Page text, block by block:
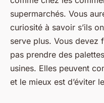
supermarchés. Vous
curiosité à savoir s’ils
serve plus. Vous devez
pas prendre des
usines. Elles peuvent
et le mieux est d’éviter